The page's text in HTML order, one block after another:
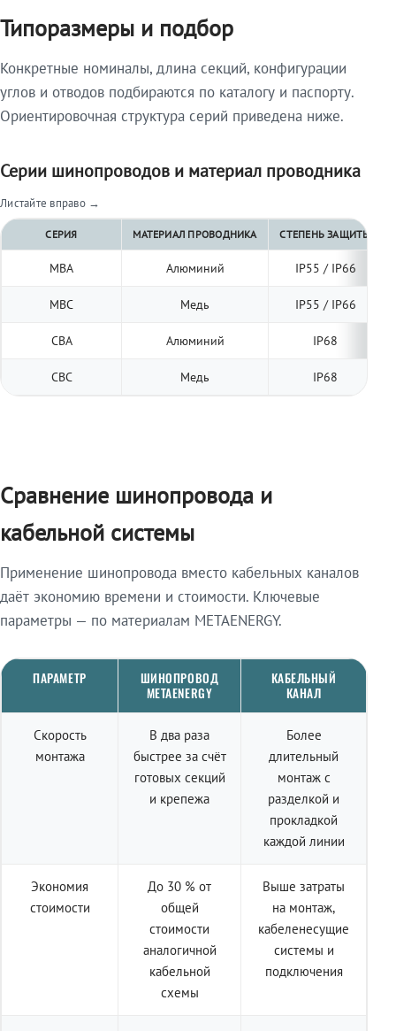
Типоразмеры и подбор
Конкретные номиналы, длина секций, конфигурации
углов и отводов подбираются по каталогу и паспорту.
Ориентировочная структура серий приведена ниже.
Серии шинопроводов и материал проводника
Листайте вправо →
СЕРИЯ МАТЕРИАЛ ПРОВОДНИКА СТЕПЕНЬ ЗАЩИТЫ
МВА Алюминий IP55 / IP66
МВС Медь IP55 / IP66
СВА Алюминий IP68
СВС Медь IP68
Сравнение шинопровода и
кабельной системы
Применение шинопровода вместо кабельных каналов
даёт экономию времени и стоимости. Ключевые
параметры — по материалам METAENERGY.
ПАРАМЕТР
ШИНОПРОВОД
METAENERGY
КАБЕЛЬНЫЙ
КАНАЛ
Скорость
монтажа
В два раза
быстрее за счёт
готовых секций
и крепежа
Более
длительный
монтаж с
разделкой и
прокладкой
каждой линии
Экономия
стоимости
До 30 % от
общей
стоимости
аналогичной
кабельной
схемы
Выше затраты
на монтаж,
кабеленесущие
системы и
подключения